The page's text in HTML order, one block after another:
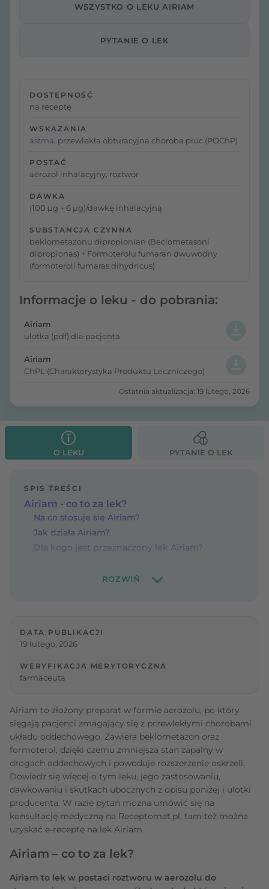
WSZYSTKO O LEKU AIRIAM
PYTANIE O LEK
DOSTĘPNOŚĆ
na receptę
WSKAZANIA
astma , przewlekła obturacyjna choroba płuc (POChP)
POSTAĆ
aerozol inhalacyjny, roztwór
DAWKA
(100 µg + 6 µg)/dawkę inhalacyjną
SUBSTANCJA CZYNNA
beklometazonu dipropionian (Beclometasoni
dipropionas) + Formoterolu fumaran dwuwodny
(formoteroli fumaras dihydricus)
Informacje o leku - do pobrania:
Airiam
ulotka (pdf) dla pacjenta
Airiam
ChPL (Charakterystyka Produktu Leczniczego)
Ostatnia aktualizacja: 19 lutego, 2026
O LEKU PYTANIE O LEK
SPIS TREŚCI
Airiam - co to za lek?
Na co stosuje się Airiam?
Jak działa Airiam?
Dla kogo jest przeznaczony lek Airiam?
DATA PUBLIKACJI
19 lutego, 2026
WERYFIKACJA MERYTORYCZNA
farmaceuta
Airiam to złożony preparat w formie aerozolu, po który
sięgają pacjenci zmagający się z przewlekłymi chorobami
układu oddechowego. Zawiera beklometazon oraz
formoterol, dzięki czemu zmniejsza stan zapalny w
drogach oddechowych i powoduje rozszerzenie oskrzeli.
Dowiedz się więcej o tym leku, jego zastosowaniu,
dawkowaniu i skutkach ubocznych z opisu poniżej i ulotki
producenta. W razie pytań można umówić się na
konsultację medyczną na Receptomat.pl, tam też można
uzyskać e-receptę na lek Airiam.
Airiam – co to za lek?
Airiam to lek w postaci roztworu w aerozolu do